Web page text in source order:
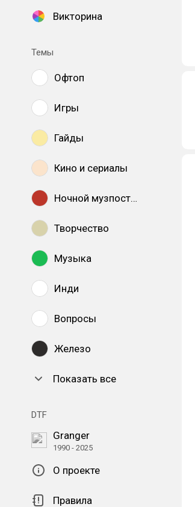
Викторина
Темы
Офтоп
Игры
Гайды
Кино и сериалы
Ночной музпостинг
Творчество
Музыка
Инди
Вопросы
Железо
Показать все
DTF
Granger
1990 - 2025
О проекте
Правила